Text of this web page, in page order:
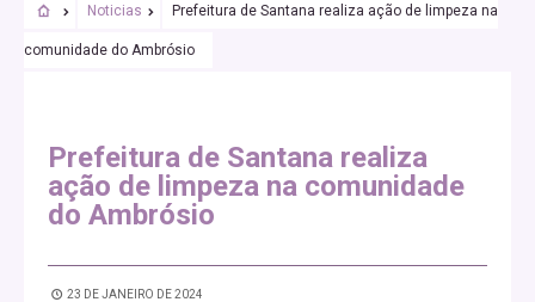
Noticias Prefeitura de Santana realiza ação de limpeza na
comunidade do Ambrósio
Prefeitura de Santana realiza
ação de limpeza na comunidade
do Ambrósio
23 DE JANEIRO DE 2024